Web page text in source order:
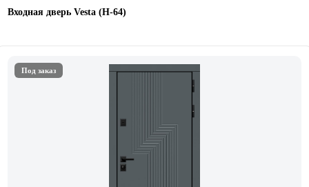
Входная дверь Vesta (Н-64)
Под заказ